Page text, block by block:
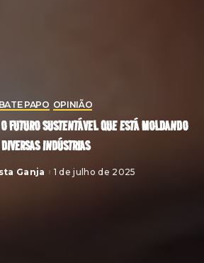
BATE PAPO OPINIÃO
SUSTENTÁVEL QUE ESTÁ MOLDANDO
DIVERSAS INDÚSTRIAS
Ganja 1 de julho de 2025